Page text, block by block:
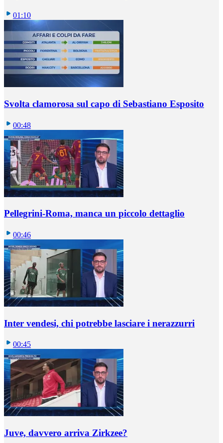
01:10
Svolta clamorosa sul capo di Sebastiano Esposito
00:48
Pellegrini-Roma, manca un piccolo dettaglio
00:46
Inter vendesi, chi potrebbe lasciare i nerazzurri
00:45
Juve, davvero arriva Zirkzee?